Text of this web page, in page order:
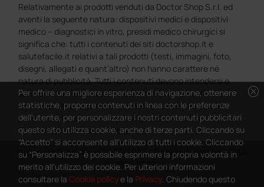
Relativamente ai prodotti venduti da Doctor Shop S.r.l. ed
aventi la seguente natura: dispositivi medici e dispositivi
medico – diagnostici in vitro, presidi medico chirurgici si
significa che: tutti i contenuti dei siti doctorshop.it e
salutefacile.it relativi a tali prodotti (testi, immagini, foto,
disegni, allegati e quant’altro) non hanno carattere né
natura di pubblicità. Tutti i contenuti devono intendersi e
sono di natura esclusivamente informativa e volti
esclusivamente a portare a conoscenza dei clienti e dei
potenziali clienti in fase di preacquisto i prodotti venduti da
Doctorshop attraverso la rete.
Copyright DoctorShop 2005-2026 - Tutti diritti riservati - P.IVA
04760660961
cancel
Per offrire una migliore esperienza di navigazione, ottenere
statistiche, proporre contenuti in linea con le preferenze
dell'utente, per personalizzare i nostri contenuti pubblicitari
questo sito utilizza cookie, anche di terze parti. Cliccando su
“Accetto” si acconsente all'utilizzo di tutti i cookie. Cliccando
su “Personalizza” è possibile esprimere la propria volontà in
merito all'utilizzo dei cookie. Per ulteriori informazioni
consultare la Cookie policye la Privacy. Chiudendo questo